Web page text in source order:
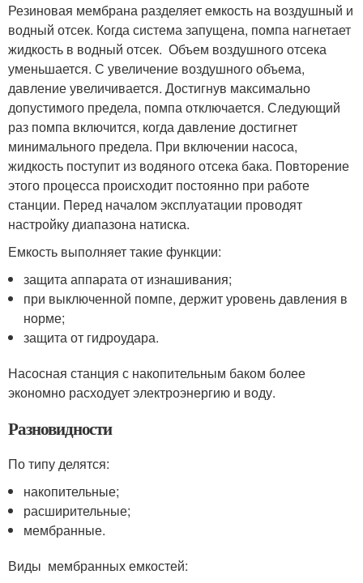
Резиновая мембрана разделяет емкость на воздушный и
водный отсек. Когда система запущена, помпа нагнетает
жидкость в водный отсек. Объем воздушного отсека
уменьшается. С увеличение воздушного объема,
давление увеличивается. Достигнув максимально
допустимого предела, помпа отключается. Следующий
раз помпа включится, когда давление достигнет
минимального предела. При включении насоса,
жидкость поступит из водяного отсека бака. Повторение
этого процесса происходит постоянно при работе
станции. Перед началом эксплуатации проводят
настройку диапазона натиска.
Емкость выполняет такие функции:
защита аппарата от изнашивания;
при выключенной помпе, держит уровень давления в
норме;
защита от гидроудара.
Насосная станция с накопительным баком более
экономно расходует электроэнергию и воду.
Разновидности
По типу делятся:
накопительные;
расширительные;
мембранные.
Виды мембранных емкостей: